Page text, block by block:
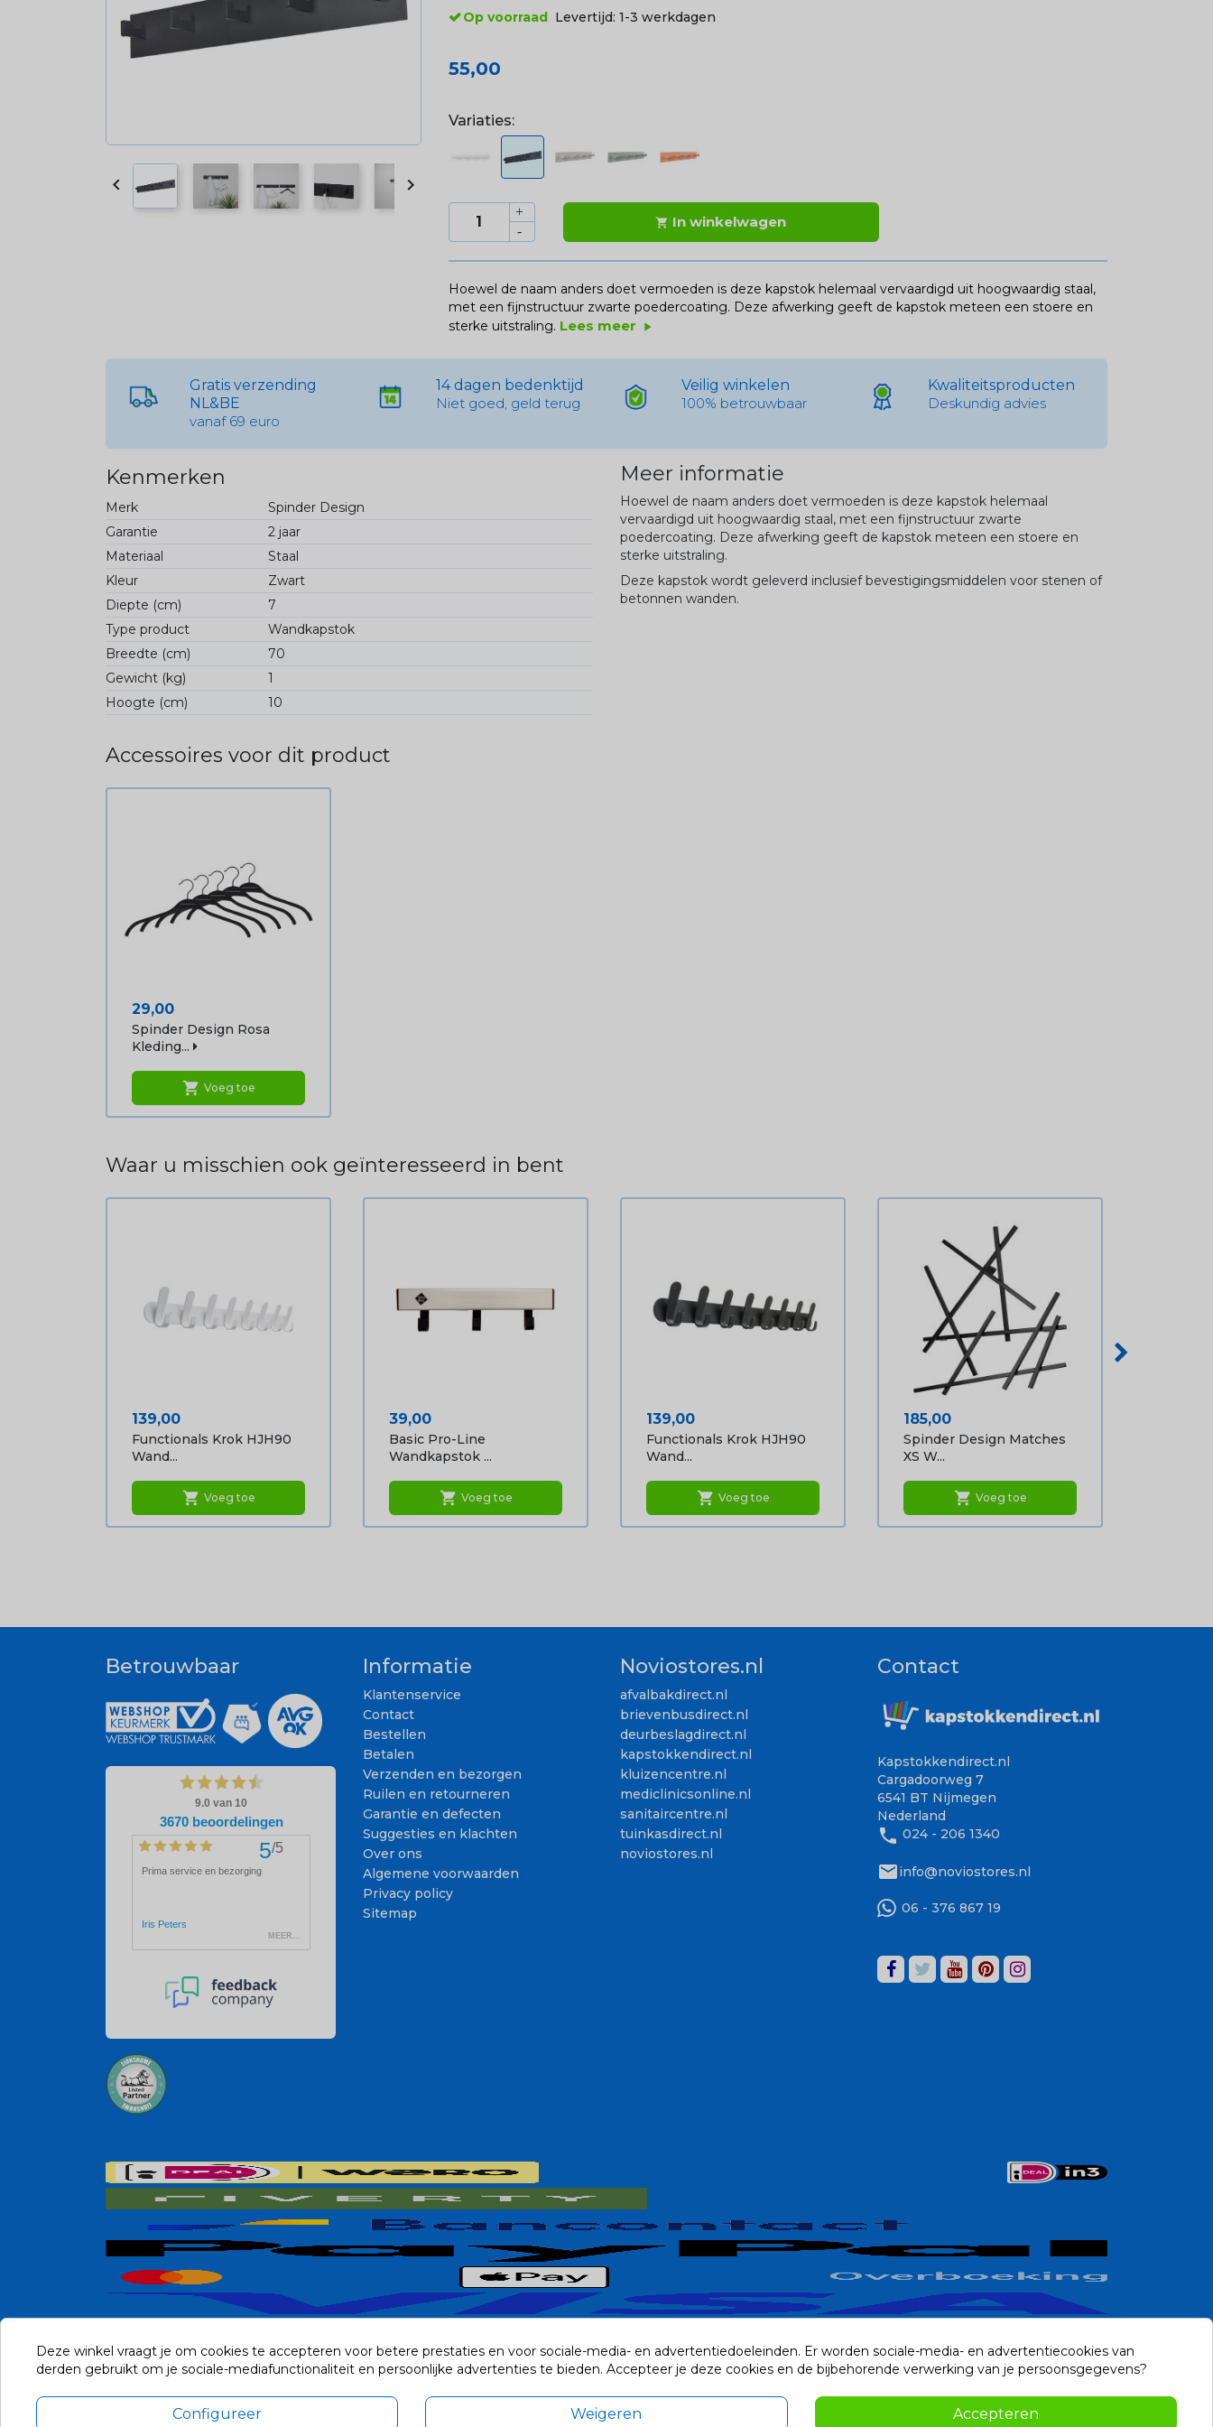
 
Op voorraad Levertijd: 1-3 werkdagen
55,00
Variaties:
 In winkelwagen
Hoewel de naam anders doet vermoeden is deze kapstok helemaal vervaardigd uit hoogwaardig staal,
met een fijnstructuur zwarte poedercoating. Deze afwerking geeft de kapstok meteen een stoere en
sterke uitstraling. Lees meer play_arrow
Gratis verzending
NL&BE
vanaf 69 euro
14 dagen bedenktijd
Niet goed, geld terug
Veilig winkelen
100% betrouwbaar
Kwaliteitsproducten
Deskundig advies
Kenmerken
Merk
Spinder Design
Garantie
2 jaar
Materiaal
Staal
Kleur
Zwart
Diepte (cm)
7
Type product
Wandkapstok
Breedte (cm)
70
Gewicht (kg)
1
Hoogte (cm)
10
Meer informatie
Hoewel de naam anders doet vermoeden is deze kapstok helemaal
vervaardigd uit hoogwaardig staal, met een fijnstructuur zwarte
poedercoating. Deze afwerking geeft de kapstok meteen een stoere en
sterke uitstraling.
Deze kapstok wordt geleverd inclusief bevestigingsmiddelen voor stenen of
betonnen wanden.
Accessoires voor dit product
Prijs
29,00
Spinder Design Rosa
Kleding...
shopping_cart Voeg toe
Waar u misschien ook geïnteresseerd in bent
Prijs
139,00
Functionals Krok HJH90
Wand...
shopping_cart Voeg toe
Prijs
39,00
Basic Pro-Line
Wandkapstok ...
shopping_cart Voeg toe
Prijs
139,00
Functionals Krok HJH90
Wand...
shopping_cart Voeg toe
Prijs
185,00
Spinder Design Matches
XS W...
shopping_cart Voeg toe
Betrouwbaar Informatie
Klantenservice
Contact
Bestellen
Betalen
Verzenden en bezorgen
Ruilen en retourneren
Garantie en defecten
Suggesties en klachten
Over ons
Algemene voorwaarden
Privacy policy
Sitemap
Noviostores.nl
afvalbakdirect.nl
brievenbusdirect.nl
deurbeslagdirect.nl
kapstokkendirect.nl
kluizencentre.nl
mediclinicsonline.nl
sanitaircentre.nl
tuinkasdirect.nl
noviostores.nl
Contact
Kapstokkendirect.nl
Cargadoorweg 7
6541 BT Nijmegen
Nederland
phone 024 - 206 1340
mailinfo@noviostores.nl
06 - 376 867 19
Deze winkel vraagt je om cookies te accepteren voor betere prestaties en voor sociale-media- en advertentiedoeleinden. Er worden sociale-media- en advertentiecookies van
derden gebruikt om je sociale-mediafunctionaliteit en persoonlijke advertenties te bieden. Accepteer je deze cookies en de bijbehorende verwerking van je persoonsgegevens?
Configureer Weigeren Accepteren